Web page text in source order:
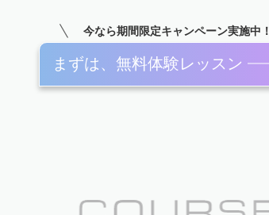
今なら期間限定キャンペーン実施中！
まずは、無料体験レッスン